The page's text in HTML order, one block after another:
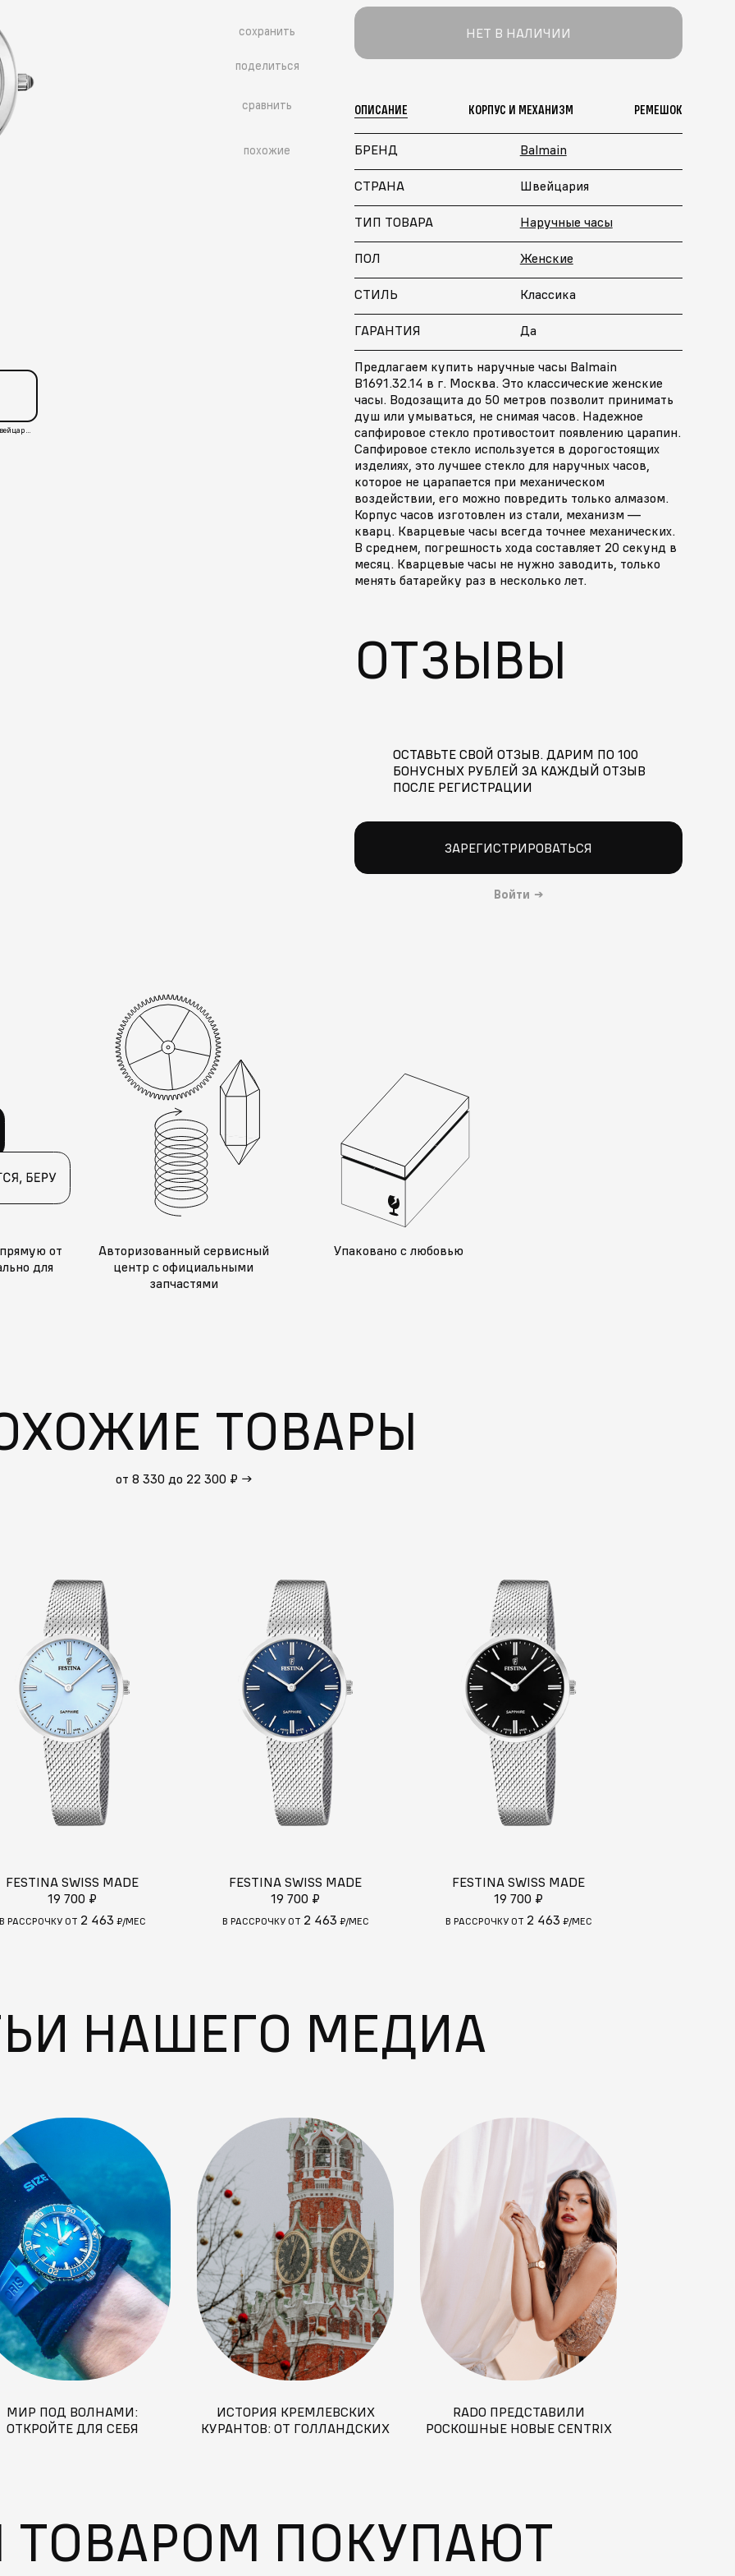
сохранить
поделиться
сравнить
похожие
НЕТ В НАЛИЧИИ
ОПИСАНИЕ КОРПУС И МЕХАНИЗМ РЕМЕШОК
БРЕНД Balmain
СТРАНА Швейцария
ТИП ТОВАРА Наручные часы
ПОЛ Женские
СТИЛЬ Классика
ГАРАНТИЯ Да
Предлагаем купить наручные часы Balmain
B1691.32.14 в г. Москва. Это классические женские
часы. Водозащита до 50 метров позволит принимать
душ или умываться, не снимая часов. Надежное
сапфировое стекло противостоит появлению царапин.
Сапфировое стекло используется в дорогостоящих
изделиях, это лучшее стекло для наручных часов,
которое не царапается при механическом
воздействии, его можно повредить только алмазом.
Корпус часов изготовлен из стали, механизм —
кварц. Кварцевые часы всегда точнее механических.
В среднем, погрешность хода составляет 20 секунд в
месяц. Кварцевые часы не нужно заводить, только
менять батарейку раз в несколько лет.
ОТЗЫВЫ
ОСТАВЬТЕ СВОЙ ОТЗЫВ. ДАРИМ ПО 100
БОНУСНЫХ РУБЛЕЙ ЗА КАЖДЫЙ ОТЗЫВ
ПОСЛЕ РЕГИСТРАЦИИ
ЗАРЕГИСТРИРОВАТЬСЯ
Войти →
от
для
Авторизованный сервисный
центр с официальными
запчастями
Упаковано с любовью
ТОВАРЫ
от 8 330 до 22 300 ₽ →
FESTINA SWISS MADE
19 700 ₽
В РАССРОЧКУ ОТ 2 463 ₽/МЕС
FESTINA SWISS MADE
19 700 ₽
В РАССРОЧКУ ОТ 2 463 ₽/МЕС
FESTINA SWISS MADE
19 700 ₽
В РАССРОЧКУ ОТ 2 463 ₽/МЕС
НАШЕГО МЕДИА
МИР ПОД ВОЛНАМИ:
ОТКРОЙТЕ ДЛЯ СЕБЯ
ИСТОРИЯ КРЕМЛЕВСКИХ
КУРАНТОВ: ОТ ГОЛЛАНДСКИХ
RADO ПРЕДСТАВИЛИ
РОСКОШНЫЕ НОВЫЕ CENTRIX
ТОВАРОМ ПОКУПАЮТ